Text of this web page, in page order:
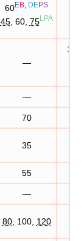
60EB DEPS
45, 60, 75 LPA
—
100
—
70
35
55
—
80, 100, 120